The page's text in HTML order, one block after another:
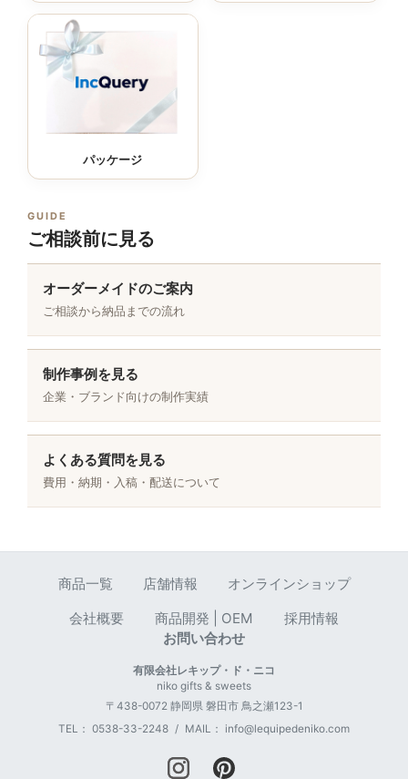
パッケージ
GUIDE
ご相談前に見る
オーダーメイドのご案内
ご相談から納品までの流れ
制作事例を見る
企業・ブランド向けの制作実績
よくある質問を見る
費用・納期・入稿・配送について
商品一覧 店舗情報
オンラインショップ
会社概要
商品開発 | OEM
採用情報
お問い合わせ
有限会社レキップ・ド・ニコ
niko gifts & sweets
〒 438-0072 静岡県 磐田市 鳥之瀬123-1
TEL： 0538-33-2248 / MAIL： info@lequipedeniko.com